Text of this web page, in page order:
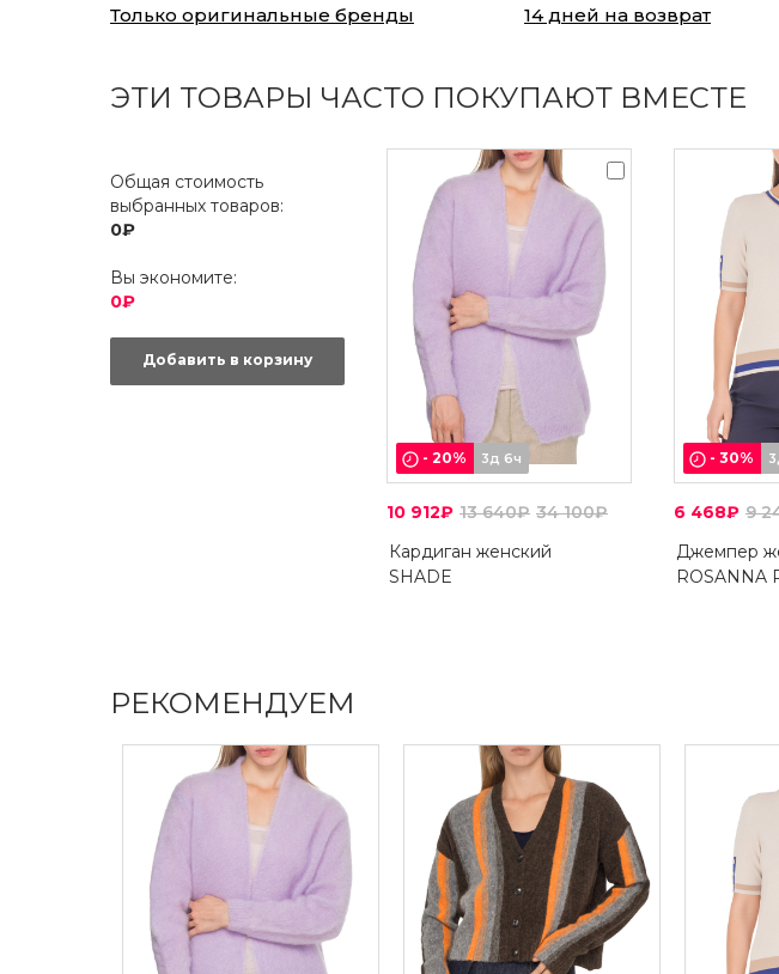
Только оригинальные бренды 14 дней на возврат
ЭТИ ТОВАРЫ ЧАСТО ПОКУПАЮТ ВМЕСТЕ
Общая стоимость
выбранных товаров:
0₽
Вы экономите:
0₽
Добавить в корзину
- 20% 3д 6ч
10 912₽ 13 640₽ 34 100₽
Кардиган женский
SHADE
- 30%
6 468₽ 9
Джемпер
ROSANNA
РЕКОМЕНДУЕМ